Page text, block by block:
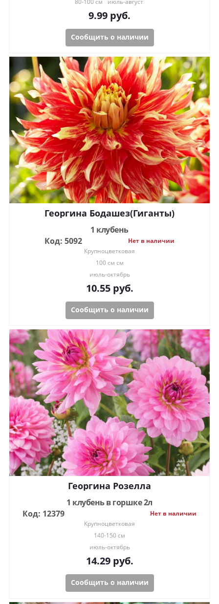
80-100 см июль-август
9.99 руб.
Сообщить о наличии
Георгина Бодашез(Гиганты)
1 клубень
Код: 5092
Нет в наличии
Крупноцветковая
100 см см
июль-октябрь
10.55руб.
Сообщить о наличии
Георгина Розелла
1 клубень в горшке 2л
Код: 12379
Нет в наличии
Крупноцветковая
140-150 см
июль-октябрь
14.29руб.
Сообщить о наличии